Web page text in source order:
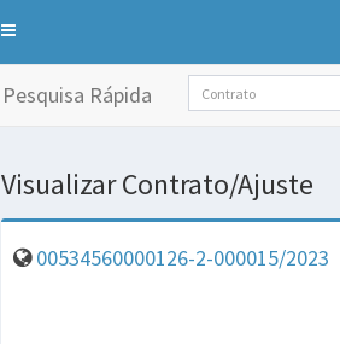
Alterna
menu
Pesquisa Rápida
Visualizar Contrato/Ajuste
00534560000126-2-000015/2023